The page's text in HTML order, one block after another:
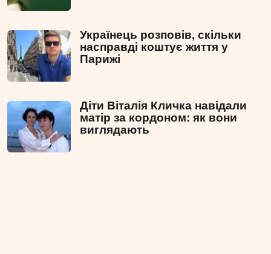
Українець розповів, скільки
насправді коштує життя у
Парижі
Діти Віталія Кличка навідали
матір за кордоном: як вони
виглядають